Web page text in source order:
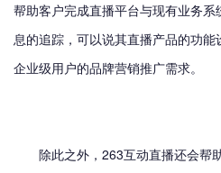
帮助客户完成直播平台与现有业务
息的追踪，可以说其直播产品的功
企业级用户的品牌营销推广需求。
除此之外，263互动直播还会帮